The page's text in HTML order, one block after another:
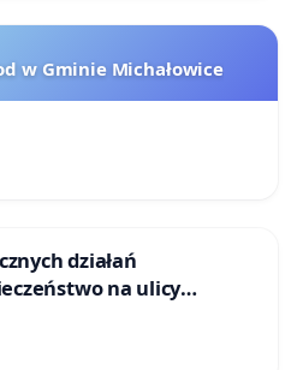
w Gminie Michałowice
działań
na ulicy